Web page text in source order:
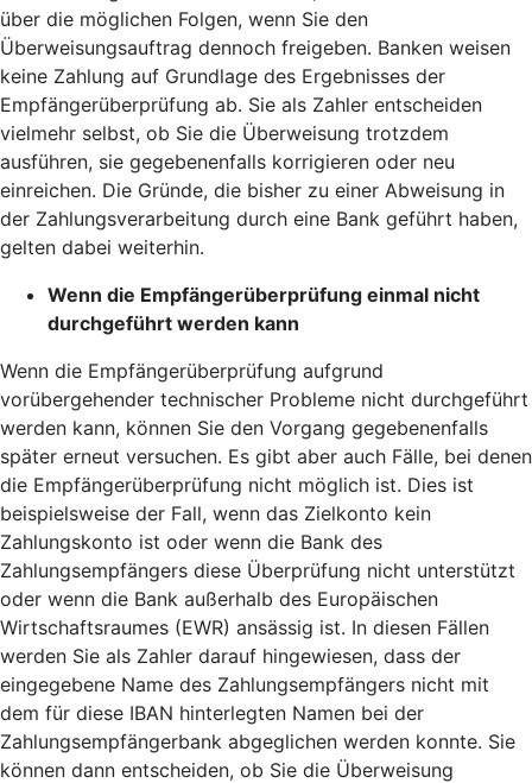
über die möglichen Folgen, wenn Sie den
Überweisungsauftrag dennoch freigeben. Banken weisen
keine Zahlung auf Grundlage des Ergebnisses der
Empfängerüberprüfung ab. Sie als Zahler entscheiden
vielmehr selbst, ob Sie die Überweisung trotzdem
ausführen, sie gegebenenfalls korrigieren oder neu
einreichen. Die Gründe, die bisher zu einer Abweisung in
der Zahlungsverarbeitung durch eine Bank geführt haben,
gelten dabei weiterhin.
Wenn die Empfängerüberprüfung einmal nicht
durchgeführt werden kann
Wenn die Empfängerüberprüfung aufgrund
vorübergehender technischer Probleme nicht durchgeführt
werden kann, können Sie den Vorgang gegebenenfalls
später erneut versuchen. Es gibt aber auch Fälle, bei denen
die Empfängerüberprüfung nicht möglich ist. Dies ist
beispielsweise der Fall, wenn das Zielkonto kein
Zahlungskonto ist oder wenn die Bank des
Zahlungsempfängers diese Überprüfung nicht unterstützt
oder wenn die Bank außerhalb des Europäischen
Wirtschaftsraumes (EWR) ansässig ist. In diesen Fällen
werden Sie als Zahler darauf hingewiesen, dass der
eingegebene Name des Zahlungsempfängers nicht mit
dem für diese IBAN hinterlegten Namen bei der
Zahlungsempfängerbank abgeglichen werden konnte. Sie
können dann entscheiden, ob Sie die Überweisung